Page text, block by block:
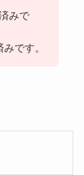
みで
です。